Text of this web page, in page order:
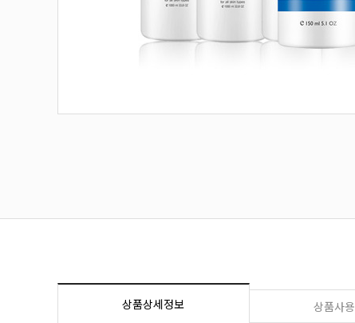
상품상세정보 상품사